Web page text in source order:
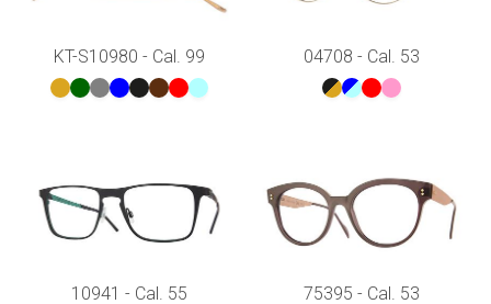
KT-S10980 - Cal. 99 04708 - Cal. 53
10941 - Cal. 55 75395 - Cal. 53